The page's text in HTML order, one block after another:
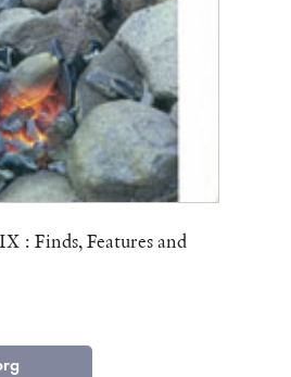
: Finds, Features and